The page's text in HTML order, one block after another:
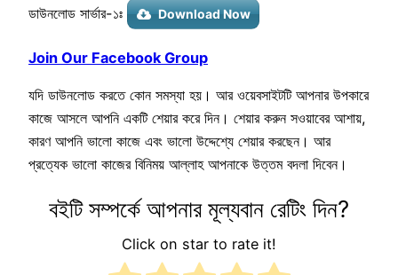
ডাউনলোড সার্ভার-১ঃ
Download Now
Join Our Facebook Group
যদি ডাউনলোড করতে কোন সমস্যা হয়। আর ওয়েবসাইটটি আপনার উপকারে
কাজে আসলে আপনি একটি শেয়ার করে দিন। শেয়ার করুন সওয়াবের আশায়,
কারণ আপনি ভালো কাজে এবং ভালো উদ্দেশ্যে শেয়ার করছেন। আর
প্রত্যেক ভালো কাজের বিনিময় আল্লাহ আপনাকে উত্তম বদলা দিবেন।
বইটি সম্পর্কে আপনার মূল্যবান রেটিং দিন?
Click on star to rate it!